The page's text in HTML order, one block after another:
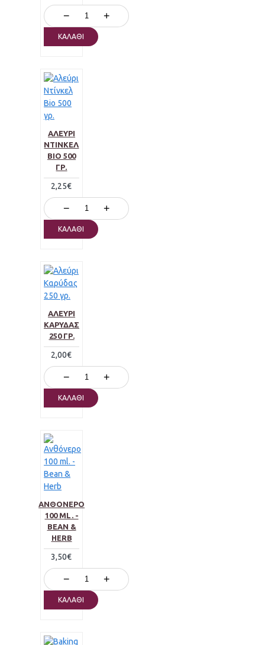
− +
ΚΑΛΆΘΙ
ΑΛΕΎΡΙ
ΝΤΊΝΚΕΛ
BIO 500
ΓΡ.
2,25€
− +
ΚΑΛΆΘΙ
ΑΛΕΎΡΙ
ΚΑΡΎΔΑΣ
250 ΓΡ.
2,00€
− +
ΚΑΛΆΘΙ
ΑΝΘΌΝΕΡΟ
100 ML. -
BEAN &
HERB
3,50€
− +
ΚΑΛΆΘΙ